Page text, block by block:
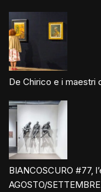
De Chirico e i maestri
BIANCOSCURO #77,
AGOSTO/